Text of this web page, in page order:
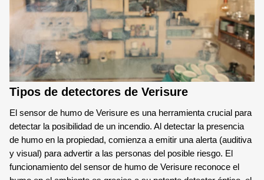
Tipos de detectores de Verisure
El sensor de humo de Verisure es una herramienta crucial para
detectar la posibilidad de un incendio. Al detectar la presencia
de humo en la propiedad, comienza a emitir una alerta (auditiva
y visual) para advertir a las personas del posible riesgo. El
funcionamiento del sensor de humo de Verisure reconoce el